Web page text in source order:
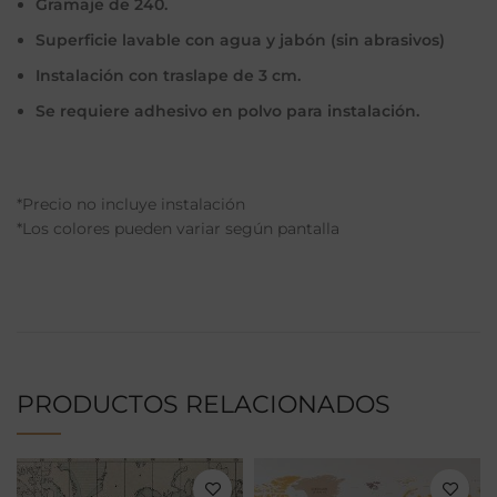
Gramaje de 240.
Superficie lavable con agua y jabón (sin abrasivos)
Instalación con traslape de 3 cm.
Se requiere adhesivo en polvo para instalación.
*Precio no incluye instalación
*Los colores pueden variar según pantalla
PRODUCTOS RELACIONADOS